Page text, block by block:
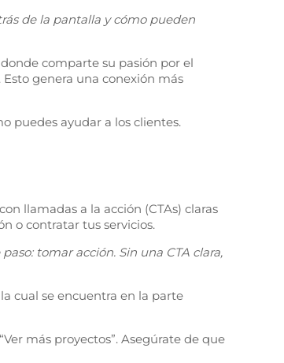
de la pantalla y cómo pueden
comparte su pasión por el
genera una conexión más
puedes ayudar a los clientes.
llamadas a la acción (CTAs) claras
o contratar tus servicios.
tomar acción. Sin una CTA clara,
cual se encuentra en la parte
más proyectos”. Asegúrate de que